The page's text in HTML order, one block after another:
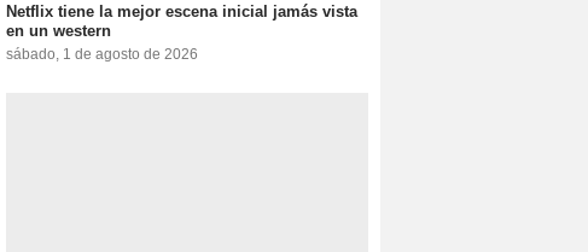
Netflix tiene la mejor escena inicial jamás vista
en un western
sábado, 1 de agosto de 2026